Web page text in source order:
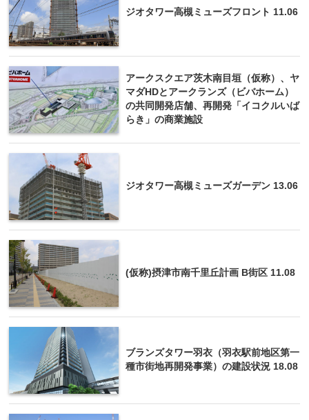
ジオタワー高槻ミューズフロント 11.06
アークスクエア茨木南目垣（仮称）、ヤ
マダHDとアークランズ（ビバホーム）
の共同開発店舗、再開発「イコクルいば
らき」の商業施設
ジオタワー高槻ミューズガーデン 13.06
(仮称)摂津市南千里丘計画 B街区 11.08
ブランズタワー羽衣（羽衣駅前地区第一
種市街地再開発事業）の建設状況 18.08